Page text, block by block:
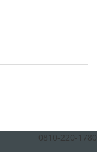
0810-220-1780